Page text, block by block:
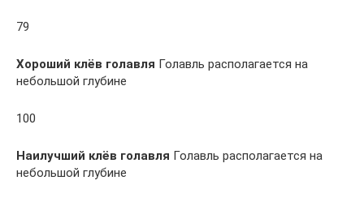
79
Хороший клёв голавля Голавль располагается на
небольшой глубине
100
Наилучший клёв голавля Голавль располагается на
небольшой глубине